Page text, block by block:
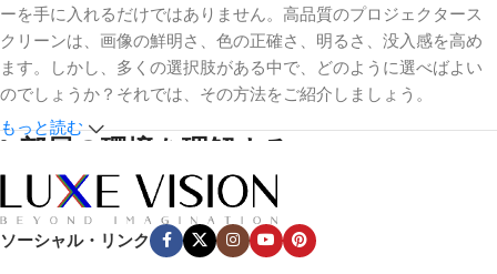
ーを手に入れるだけではありません。高品質のプロジェクタース
クリーンは、画像の鮮明さ、色の正確さ、明るさ、没入感を高め
ます。しかし、多くの選択肢がある中で、どのように選べばよい
のでしょうか？それでは、その方法をご紹介しましょう。
1. 部屋の環境を理解する
環境光
光のコントロールは最も重要な要素だ。映画館専用スペースのよ
もっと読む
ソーシャル・リンク